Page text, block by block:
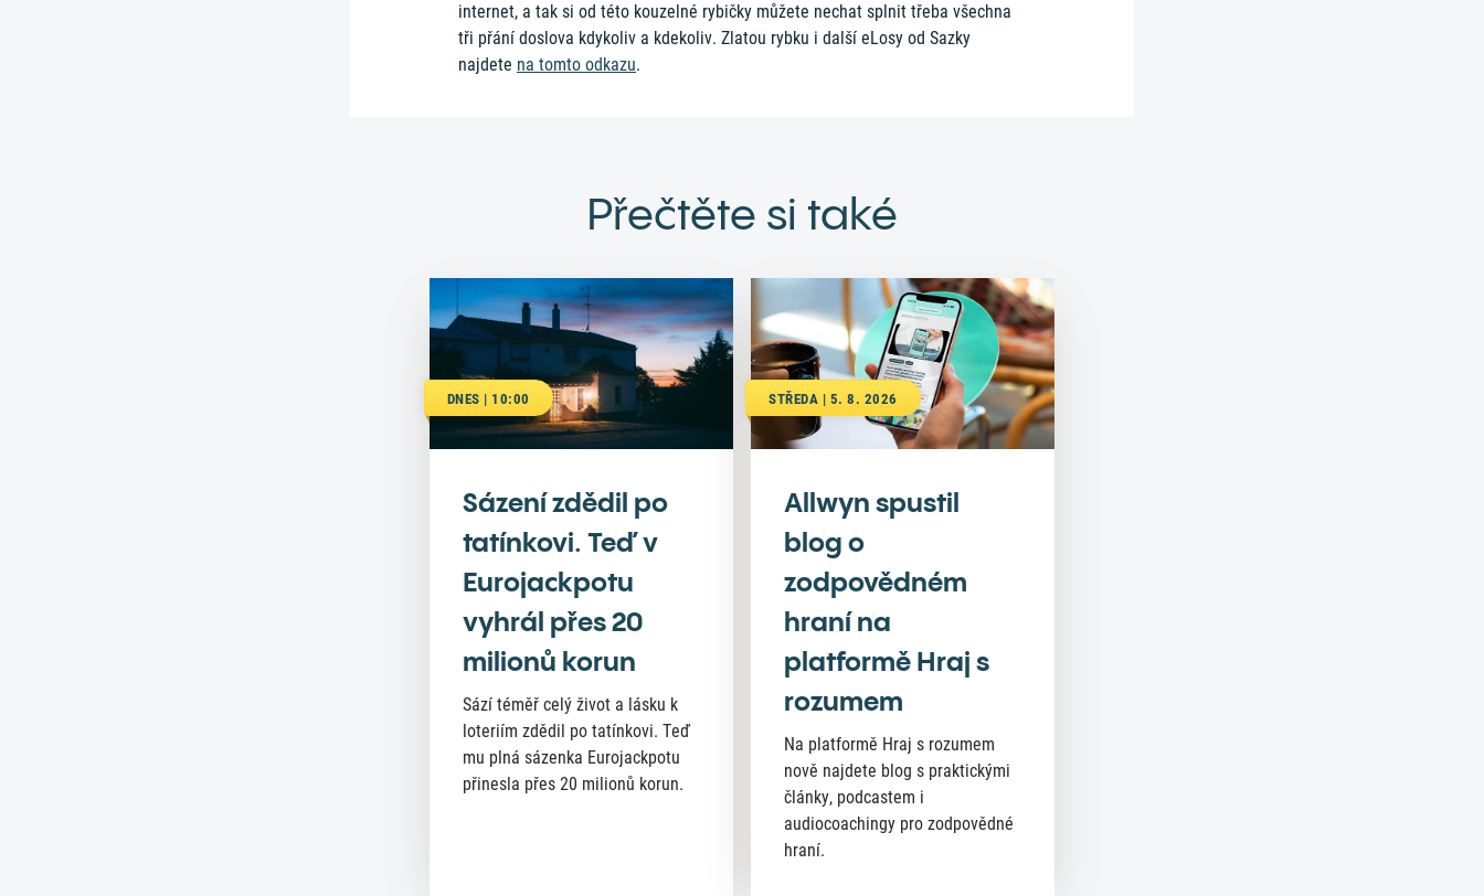
internet, a tak si od této kouzelné rybičky můžete nechat splnit třeba všechna
tři přání doslova kdykoliv a kdekoliv. Zlatou rybku i další eLosy od Sazky
najdete na tomto odkazu.
Přečtěte si také
DNES | 10:00
Sázení zdědil po
tatínkovi. Teď v
Eurojackpotu
vyhrál přes 20
milionů korun
Sází téměř celý život a lásku k
loteriím zdědil po tatínkovi. Teď
mu plná sázenka Eurojackpotu
přinesla přes 20 milionů korun.
STŘEDA | 5. 8. 2026
Allwyn spustil
blog o
zodpovědném
hraní na
platformě Hraj s
rozumem
Na platformě Hraj s rozumem
nově najdete blog s praktickými
články, podcastem i
audiocoachingy pro zodpovědné
hraní.